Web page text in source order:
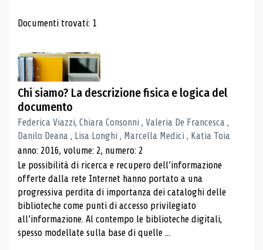
Risultati di ricerca
Documenti trovati: 1
Chi siamo? La descrizione fisica e logica del
documento
Federica Viazzi, Chiara Consonni , Valeria De Francesca ,
Danilo Deana , Lisa Longhi , Marcella Medici , Katia Toia
anno: 2016, volume: 2, numero: 2
Le possibilità di ricerca e recupero dell’informazione
offerte dalla rete Internet hanno portato a una
progressiva perdita di importanza dei cataloghi delle
biblioteche come punti di accesso privilegiato
all’informazione. Al contempo le biblioteche digitali,
spesso modellate sulla base di quelle ...